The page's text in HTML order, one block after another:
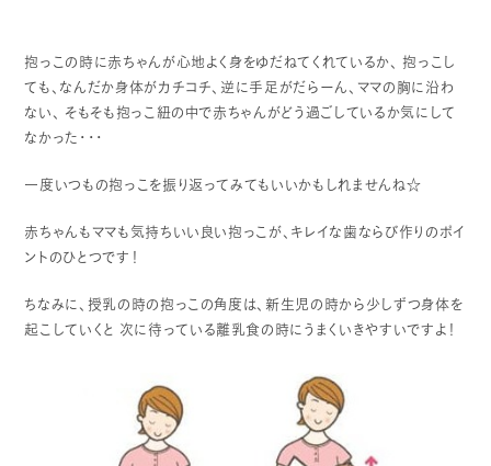
抱っこの時に赤ちゃんが心地よく身をゆだねてくれているか、 抱っこし
ても、なんだか身体がカチコチ、逆に手足がだらーん、ママの胸に沿わ
ない、 そもそも抱っこ紐の中で赤ちゃんがどう過ごしているか気にして
なかった・・・
一度いつもの抱っこを振り返ってみてもいいかもしれませんね☆
赤ちゃんもママも気持ちいい良い抱っこが、キレイな歯ならび作りのポイ
ントのひとつです！
ちなみに、授乳の時の抱っこの角度は、新生児の時から少しずつ身体を
起こしていくと 次に待っている離乳食の時にうまくいきやすいですよ！